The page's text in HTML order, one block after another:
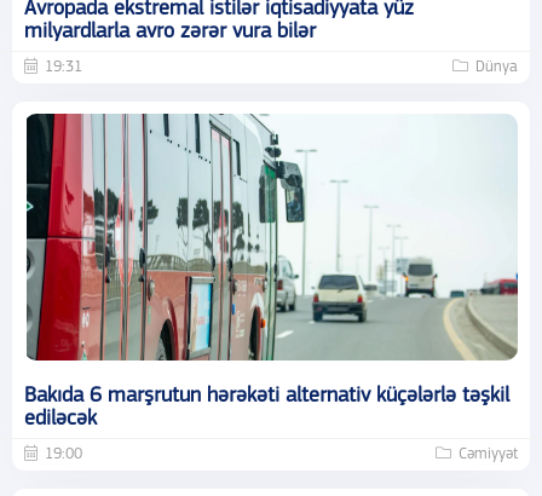
Avropada ekstremal istilər iqtisadiyyata yüz
milyardlarla avro zərər vura bilər
19:31 Dünya
Bakıda 6 marşrutun hərəkəti alternativ küçələrlə təşkil
ediləcək
19:00 Cəmiyyət